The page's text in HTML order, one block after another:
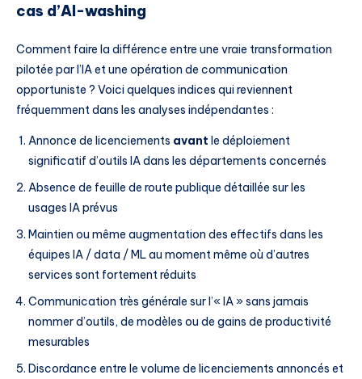
cas d’AI-washing
Comment faire la différence entre une vraie transformation
pilotée par l’IA et une opération de communication
opportuniste ? Voici quelques indices qui reviennent
fréquemment dans les analyses indépendantes :
Annonce de licenciements avant le déploiement
significatif d’outils IA dans les départements concernés
Absence de feuille de route publique détaillée sur les
usages IA prévus
Maintien ou même augmentation des effectifs dans les
équipes IA / data / ML au moment même où d’autres
services sont fortement réduits
Communication très générale sur l’« IA » sans jamais
nommer d’outils, de modèles ou de gains de productivité
mesurables
Discordance entre le volume de licenciements annoncés et